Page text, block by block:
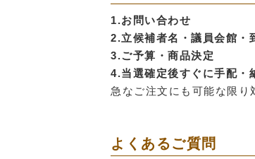
1.お問い合わせ
2.立候補者名・議員会館・
3.ご予算・商品決定
4.当選確定後すぐに手配・
急なご注文にも可能な限り
よくあるご質問